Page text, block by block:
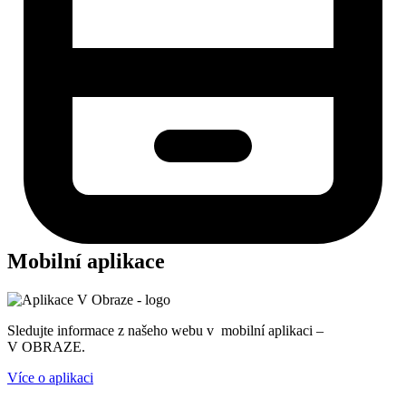
Mobilní aplikace
Sledujte informace z našeho webu v mobilní aplikaci –
V OBRAZE.
Více o aplikaci